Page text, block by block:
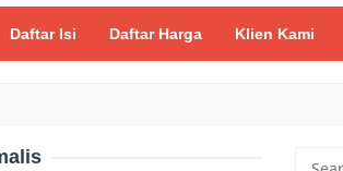
Daftar Isi Daftar Harga Klien Kami